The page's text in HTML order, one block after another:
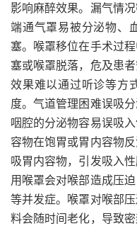
影响麻醉效果。漏气情
端通气罩易被分泌物、
塞。喉罩移位在手术过
塞或喉罩脱落，危及患
效果难以通过听诊等方
度。气道管理困难误吸
咽腔的分泌物容易误吸
容物在饱胃或胃内容物
吸胃内容物，引发吸入
用喉罩会对喉部造成压
等并发症。喉罩对喉部
料会随时间老化，导致